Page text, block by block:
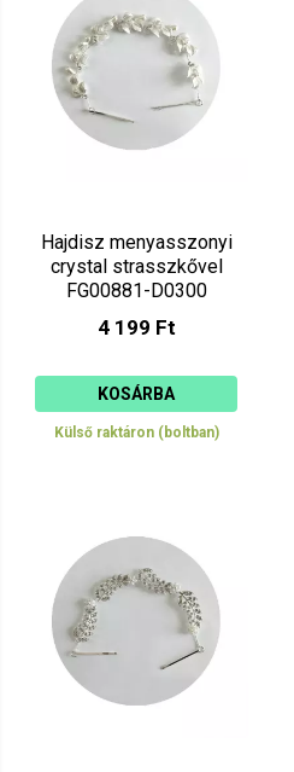
Hajdisz menyasszonyi
crystal strasszkővel
FG00881-D0300
4 199 Ft
KOSÁRBA
Külső raktáron (boltban)